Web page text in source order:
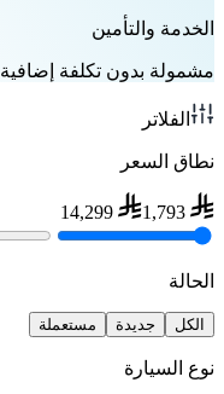
الخدمة والتأمين
مشمولة بدون تكلفة إضافية
الفلاتر
نطاق السعر
1,793
14,299
الحالة
الكل جديدة مستعملة
نوع السيارة